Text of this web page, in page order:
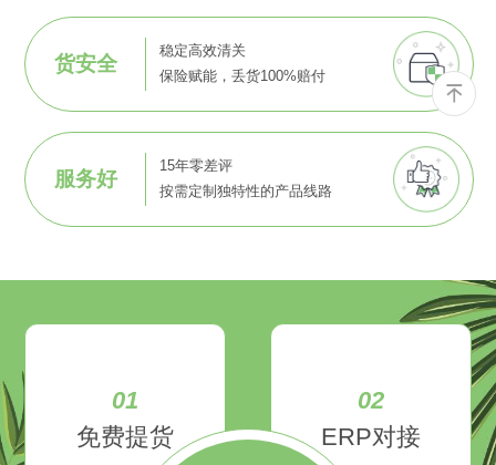
货安全
稳定高效清关
保险赋能，丢货100%赔付
服务好
15年零差评
按需定制独特性的产品线路
01
免费提货
02
ERP对接